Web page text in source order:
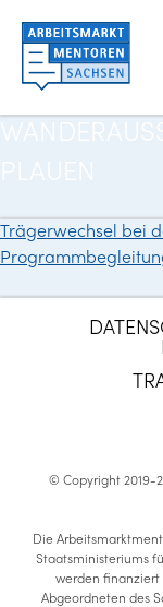
Trägerwechsel bei
© Copyright 2019-
Die
Staatsministeriums
werden finanziert
Abgeordneten des